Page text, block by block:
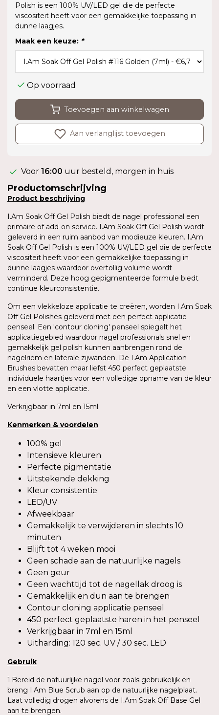
Polish is een 100% UV/LED gel die de perfecte
viscositeit heeft voor een gemakkelijke toepassing in
dunne laagjes.
Maak een keuze: *
Op voorraad
Toevoegen aan winkelwagen
Aan verlanglijst toevoegen
Voor 16:00 uur besteld, morgen in huis
Productomschrijving
Product beschrijving
I.Am Soak Off Gel Polish biedt de nagel professional een
primaire of add-on service. I.Am Soak Off Gel Polish wordt
geleverd in een ruim aanbod van modieuze kleuren. I.Am
Soak Off Gel Polish is een 100% UV/LED gel die de perfecte
viscositeit heeft voor een gemakkelijke toepassing in
dunne laagjes waardoor overtollig volume wordt
verminderd. Deze hoog gepigmenteerde formule biedt
continue kleurconsistentie.
Om een vlekkeloze applicatie te creëren, worden I.Am Soak
Off Gel Polishes geleverd met een perfect applicatie
penseel. Een 'contour cloning' penseel spiegelt het
applicatiegebied waardoor nagel professionals snel en
gemakkelijk gel polish kunnen aanbrengen rond de
nagelriem en laterale zijwanden. De I.Am Application
Brushes bevatten maar liefst 450 perfect geplaatste
individuele haartjes voor een volledige opname van de kleur
en een vlotte applicatie.
Verkrijgbaar in 7ml en 15ml.
Kenmerken & voordelen
100% gel
Intensieve kleuren
Perfecte pigmentatie
Uitstekende dekking
Kleur consistentie
LED/UV
Afweekbaar
Gemakkelijk te verwijderen in slechts 10
minuten
Blijft tot 4 weken mooi
Geen schade aan de natuurlijke nagels
Geen geur
Geen wachttijd tot de nagellak droog is
Gemakkelijk en dun aan te brengen
Contour cloning applicatie penseel
450 perfect geplaatste haren in het penseel
Verkrijgbaar in 7ml en 15ml
Uitharding: 120 sec. UV / 30 sec. LED
Gebruik
1.Bereid de natuurlijke nagel voor zoals gebruikelijk en
breng I.Am Blue Scrub aan op de natuurlijke nagelplaat.
Laat volledig drogen alvorens de I.Am Soak Off Base Gel
aan te brengen.